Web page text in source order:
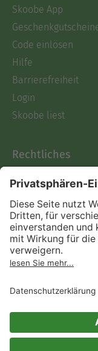
Skoobe App
Code einlösen
Hilfe
Barrierefreiheit
Login
Skoobe liest
Rechtliches
AGB
Informationen
Act
Verträge hier
Impressum